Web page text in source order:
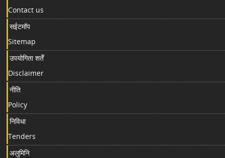
Contact us
सईटमॉप
Sitemap
उपयोगिता शर्तें
Disclaimer
नीति
Policy
निविधा
Tenders
अलुमिनि